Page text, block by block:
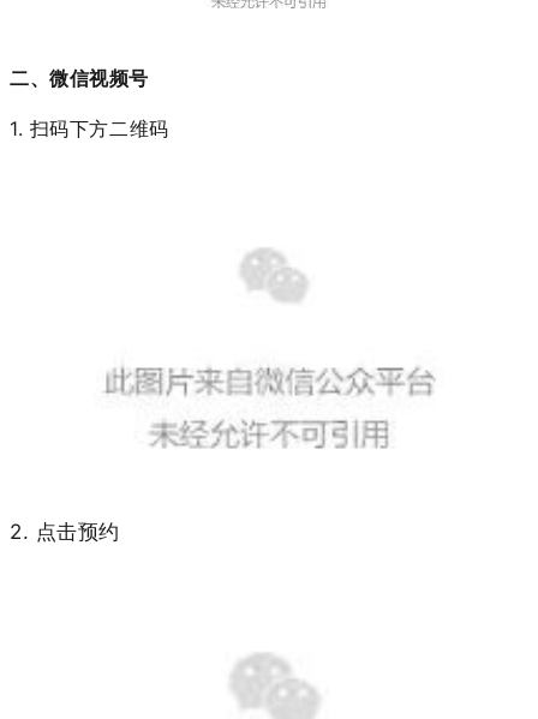
二、微信视频号
1. 扫码下方二维码
2. 点击预约